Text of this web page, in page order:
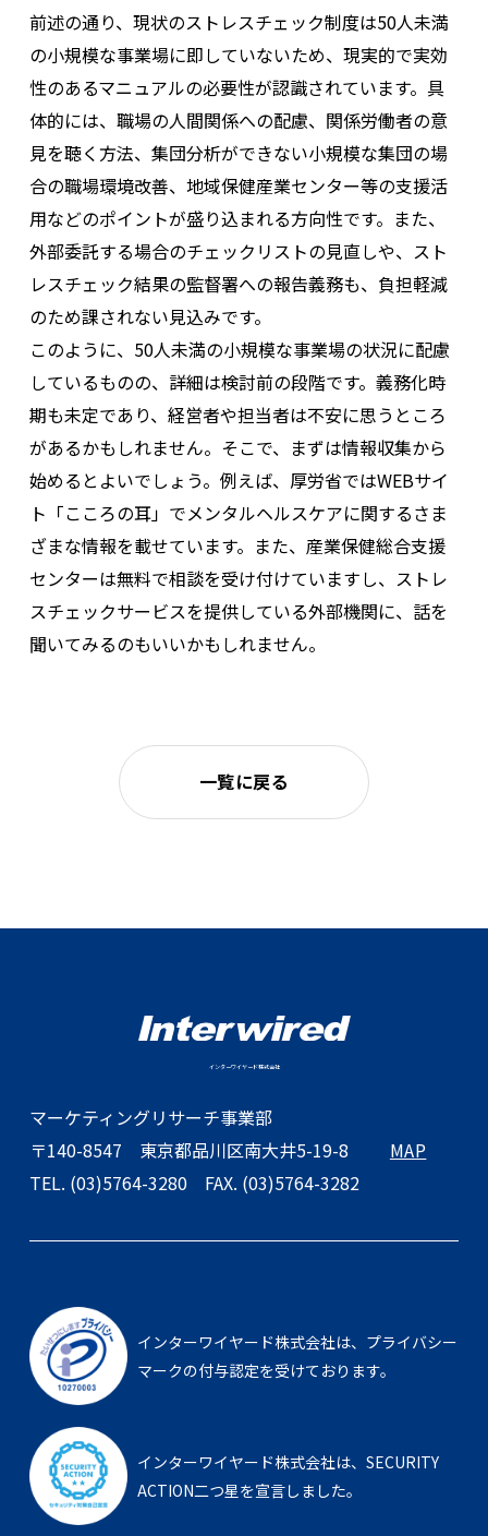
前述の通り、現状のストレスチェック制度は50人未満
の小規模な事業場に即していないため、現実的で実効
性のあるマニュアルの必要性が認識されています。具
体的には、職場の人間関係への配慮、関係労働者の意
見を聴く方法、集団分析ができない小規模な集団の場
合の職場環境改善、地域保健産業センター等の支援活
用などのポイントが盛り込まれる方向性です。また、
外部委託する場合のチェックリストの見直しや、スト
レスチェック結果の監督署への報告義務も、負担軽減
のため課されない見込みです。
このように、50人未満の小規模な事業場の状況に配慮
しているものの、詳細は検討前の段階です。義務化時
期も未定であり、経営者や担当者は不安に思うところ
があるかもしれません。そこで、まずは情報収集から
始めるとよいでしょう。例えば、厚労省ではWEBサイ
ト「こころの耳」でメンタルヘルスケアに関するさま
ざまな情報を載せています。また、産業保健総合支援
センターは無料で相談を受け付けていますし、ストレ
スチェックサービスを提供している外部機関に、話を
聞いてみるのもいいかもしれません。
一覧に戻る
インターワイヤード株式会社
マーケティングリサーチ事業部
〒140-8547 東京都品川区南大井5-19-8
MAP
TEL. (03)5764-3280 FAX. (03)5764-3282
インターワイヤード株式会社は、 プライバシー
マークの付与認定を受けております。
インターワイヤード株式会社は、 SECURITY
ACTION二つ星を宣言しました。